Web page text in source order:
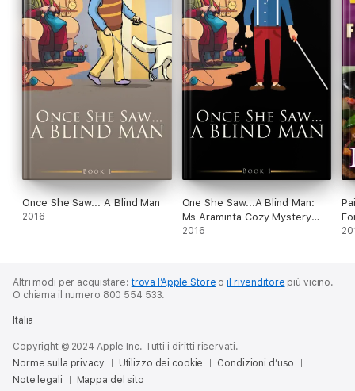
Once She Saw... A Blind Man
2016
One She Saw...A Blind Man:
Ms Araminta Cozy Mystery
Series Book 1
2016
Altri modi per acquistare:trova l’Apple Store oil rivenditore più vicino.
O chiama il numero 800 554 533.
Italia
Copyright © 2024 Apple Inc. Tutti i diritti riservati.
Norme sulla privacy
Utilizzo dei cookie
Condizioni d’uso
Note legali
Mappa del sito